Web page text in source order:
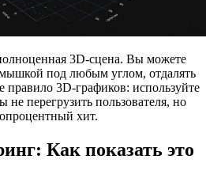
3D-сцена. Вы можете
под любым углом, отдалять
правило 3D-графиков: используйте
перегрузить пользователя, но
хит.
Как показать это